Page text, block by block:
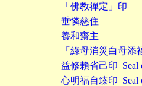
「佛教禪定」印
垂憐慈住
養和齋主
「綠母消災白母添
益修賴省己印 Seal
心明福自臻印 Seal